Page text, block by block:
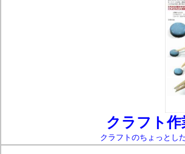
クラフト作
クラフトのちょっとし